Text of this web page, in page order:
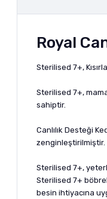
Royal
Sterilised 7+,
Sterilised 7+,
sahiptir.
Canlılık Desteği
zenginleştirilmiştir.
Sterilised 7+,
Sterilised 7+
besin ihtiyacına